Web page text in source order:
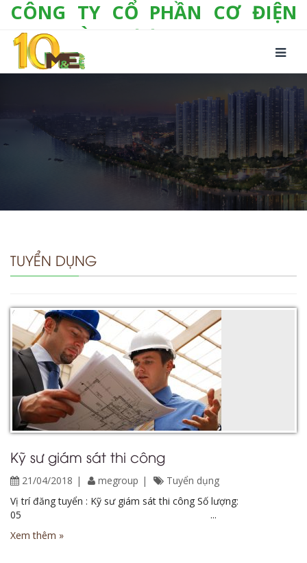
CÔNG TY CỔ PHẦN CƠ ĐIỆN
LẠNH VÀ THƯƠNG MẠI M&E
Số 10/357 Tam Trinh, P. Hoàng Văn Thụ, Q.
Hoàng Mai, TP. Hà Nội
Fax: +(84-24) 3 632 1297
Email: info@megroup.vn Website: www.megroup.vn
TUYỂN DỤNG
Kỹ sư giám sát thi công
21/04/2018 megroup
Tuyển dụng
Vị trí đăng tuyển : Kỹ sư giám sát thi công Số lượng:
05 ...
Xem thêm »